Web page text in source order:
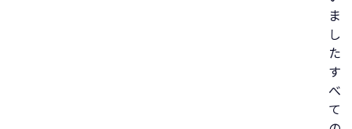
ま
し
た
す
べ
て